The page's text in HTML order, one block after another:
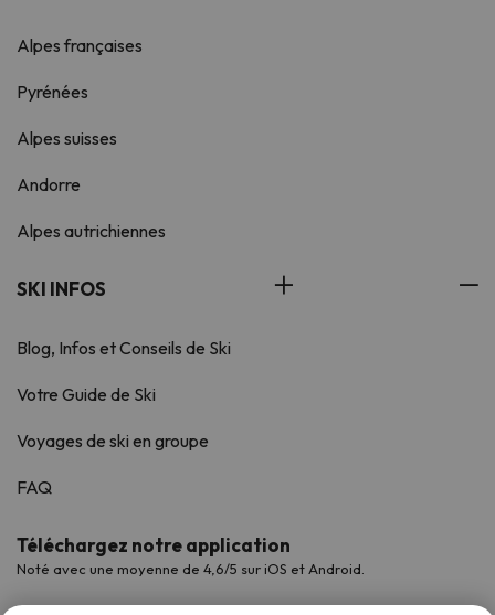
Alpes françaises
Pyrénées
Alpes suisses
Andorre
Alpes autrichiennes
SKI INFOS
Blog, Infos et Conseils de Ski
Votre Guide de Ski
Voyages de ski en groupe
FAQ
Téléchargez notre application
Noté avec une moyenne de 4,6/5 sur iOS et Android.